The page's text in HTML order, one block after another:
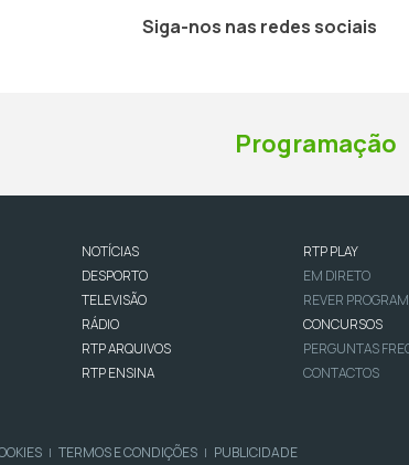
Siga-nos nas redes sociais
Programação
NOTÍCIAS
DESPORTO
TELEVISÃO
RÁDIO
RTP ARQUIVOS
RTP ENSINA
RTP PLAY
EM DIRETO
REVER
CONCURSOS
PERGUNTAS
CONTACTOS
| TERMOS E CONDIÇÕES | PUBLICIDADE